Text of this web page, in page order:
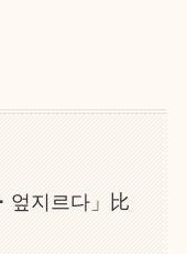
엎지르다」比